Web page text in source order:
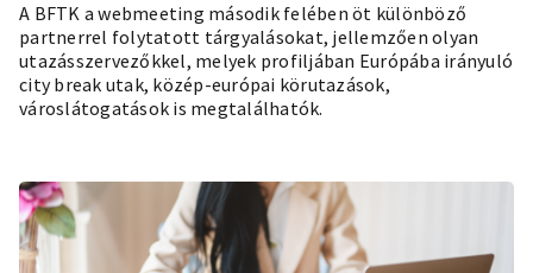
A BFTK a webmeeting második felében öt különböző
partnerrel folytatott tárgyalásokat, jellemzően olyan
utazásszervezőkkel, melyek profiljában Európába irányuló
city break utak, közép-európai körutazások,
városlátogatások is megtalálhatók.